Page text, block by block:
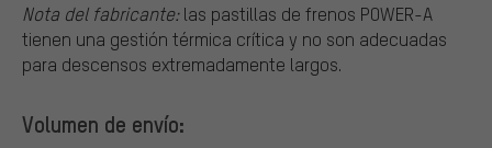
Nota del fabricante:las pastillas de frenos POWER-A
tienen una gestión térmica crítica y no son adecuadas
para descensos extremadamente largos.
Volumen de envío: